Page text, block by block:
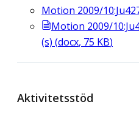
Motion 2009/
Motion 2009/
(s) (docx, 75 KB)
Aktivitetsstöd